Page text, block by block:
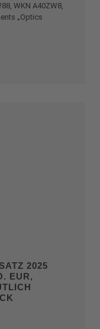
WKN A40ZW8,
„Optics
2025
EUR,